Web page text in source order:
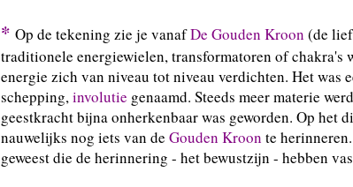
* Op de tekening zie je vanafDe Gouden Kroon (de
traditionele energiewielen, transformatoren of chakra's
energie zich van niveau tot niveau verdichten. Het was
schepping,involutie genaamd. Steeds meer materie
geestkracht bijna onherkenbaar was geworden. Op het
nauwelijks nog iets van de Gouden Kroon te
geweest die de herinnering - het bewustzijn - hebben